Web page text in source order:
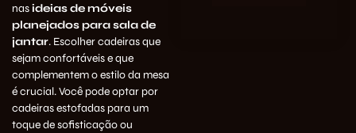
nasideias de móveis
planejados para sala de
jantar. Escolher cadeiras que
sejam confortáveis e que
complementem o estilo da mesa
é crucial. Você pode optar por
cadeiras estofadas para um
toque de sofisticação ou